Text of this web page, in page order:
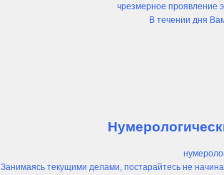
чрезмерное проявление
В течении дня
Занимаясь текущими делами, постарайтесь не